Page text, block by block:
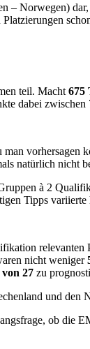
Norwegen)
teil. Macht 675
dabei
natürlich nicht
à 2
Tipps
nicht weniger
27 zu
und den
ob die